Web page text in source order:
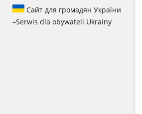
Сайт для громадян України
–Serwis dla obywateli Ukrainy